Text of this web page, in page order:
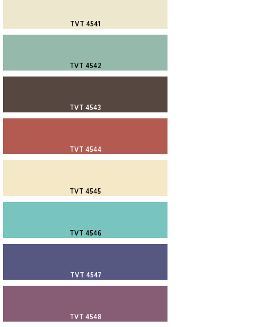
TVT 4541
TVT 4542
TVT 4543
TVT 4544
TVT 4545
TVT 4546
TVT 4547
TVT 4548